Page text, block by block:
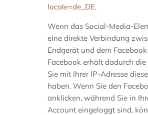
locale=de_DE.
Wenn das Social-Media-
eine direkte Verbindung
Endgerät und dem
Facebook erhält dadurch
Sie mit Ihrer IP-Adresse
haben. Wenn Sie den
anklicken, während Sie in
Account eingeloggt sind,